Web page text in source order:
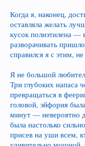
Когда я, наконец,
оставляла желать
кусок полиэтилена —
разворачивать
справился я с этим,
Я не большой
Три глубоких напаса
превращаться в
головой, эйфория
минут — невероятно
была настолько
присев на уши всем,